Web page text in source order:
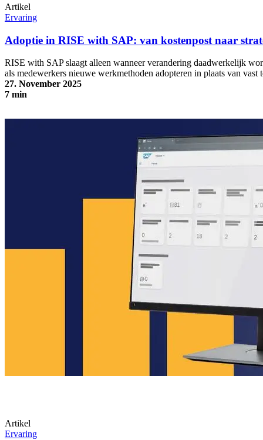
Artikel
Ervaring
Adoptie in RISE with SAP: van kostenpost naar
RISE with SAP slaagt alleen wanneer verandering daadwerkelijk
als medewerkers nieuwe werkmethoden adopteren in plaats van vast
27. November 2025
7 min
Artikel
Ervaring